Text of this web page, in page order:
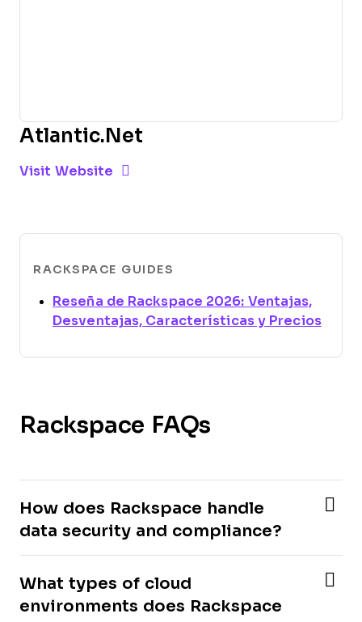
Atlantic.Net
Visit Website Opens New Window
RACKSPACE GUIDES
Reseña de Rackspace 2026: Ventajas,
Desventajas, Características y Precios
Rackspace FAQs
How does Rackspace handle
data security and compliance?
What types of cloud
environments does Rackspace